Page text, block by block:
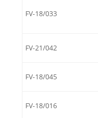
FV-18/033
FV-21/042
FV-18/045
FV-18/016